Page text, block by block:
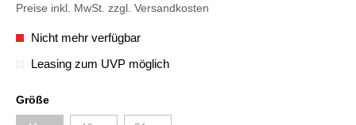
Preise inkl. MwSt. zzgl. Versandkosten
Nicht mehr verfügbar
Leasing zum UVP möglich
Größe